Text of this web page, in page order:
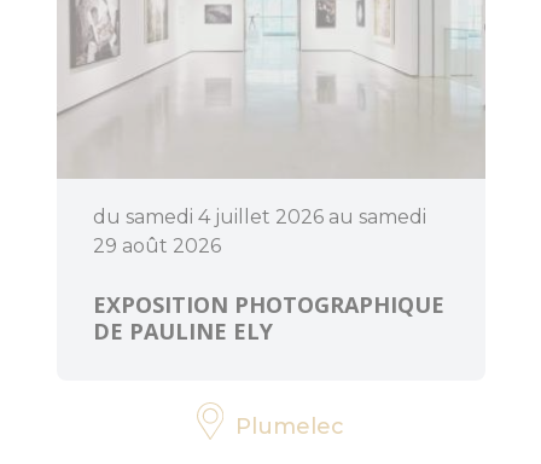
du samedi 4 juillet 2026 au samedi
29 août 2026
EXPOSITION PHOTOGRAPHIQUE
DE PAULINE ELY
Plumelec